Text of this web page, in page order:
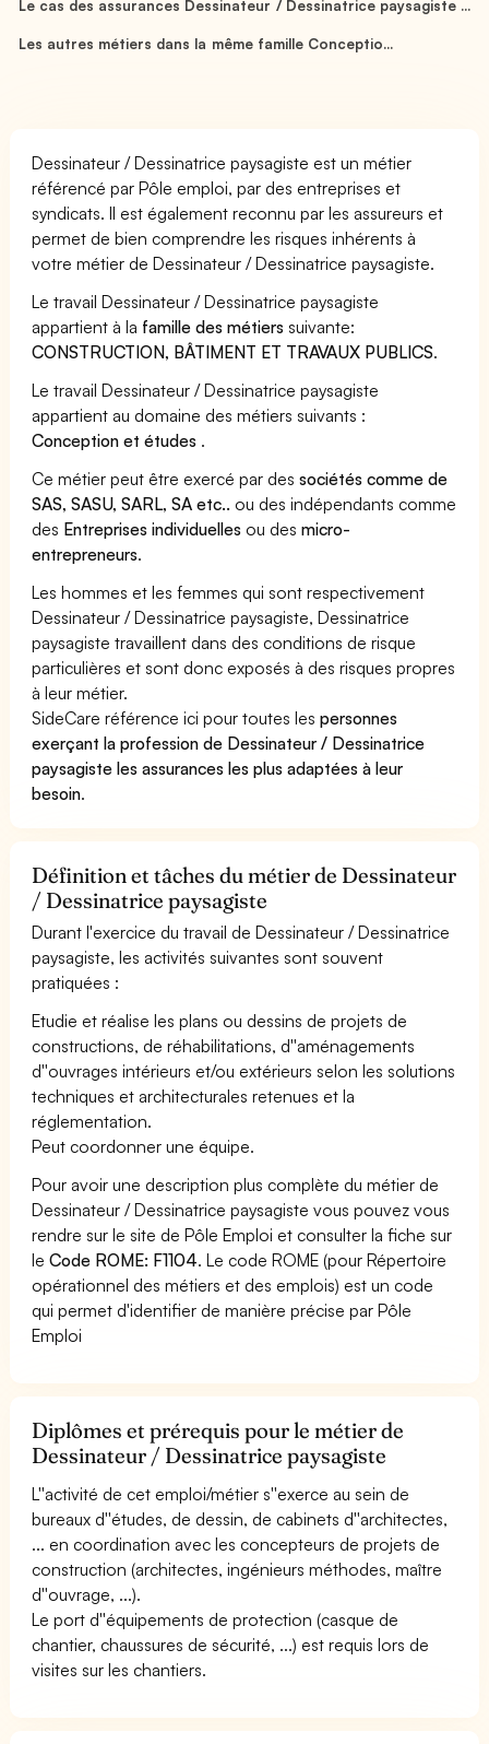
Le cas des assurances Dessinateur / Dessinatrice paysagiste ...
Les autres métiers dans la même famille Conceptio...
Dessinateur / Dessinatrice paysagiste est un métier
référencé par Pôle emploi, par des entreprises et
syndicats. Il est également reconnu par les assureurs et
permet de bien comprendre les risques inhérents à
votre métier de Dessinateur / Dessinatrice paysagiste.
Le travail Dessinateur / Dessinatrice paysagiste
appartient à la famille des métiers suivante:
CONSTRUCTION, BÂTIMENT ET TRAVAUX PUBLICS.
Le travail Dessinateur / Dessinatrice paysagiste
appartient au domaine des métiers suivants :
Conception et études .
Ce métier peut être exercé par dessociétés comme de
SAS, SASU, SARL, SA etc.. ou des indépendants comme
des Entreprises individuelles ou desmicro-
entrepreneurs.
Les hommes et les femmes qui sont respectivement
Dessinateur / Dessinatrice paysagiste, Dessinatrice
paysagiste travaillent dans des conditions de risque
particulières et sont donc exposés à des risques propres
à leur métier.
SideCare référence ici pour toutes lespersonnes
exerçant la profession de Dessinateur / Dessinatrice
paysagiste les assurances les plus adaptées à leur
besoin.
Définition et tâches du métier de Dessinateur
/ Dessinatrice paysagiste
Durant l'exercice du travail de Dessinateur / Dessinatrice
paysagiste, les activités suivantes sont souvent
pratiquées :
Etudie et réalise les plans ou dessins de projets de
constructions, de réhabilitations, d''aménagements
d''ouvrages intérieurs et/ou extérieurs selon les solutions
techniques et architecturales retenues et la
réglementation.
Peut coordonner une équipe.
Pour avoir une description plus complète du métier de
Dessinateur / Dessinatrice paysagiste vous pouvez vous
rendre sur le site de Pôle Emploi et consulter la fiche sur
leCode ROME: F1104. Le code ROME (pour Répertoire
opérationnel des métiers et des emplois) est un code
qui permet d'identifier de manière précise par Pôle
Emploi
Diplômes et prérequis pour le métier de
Dessinateur / Dessinatrice paysagiste
L''activité de cet emploi/métier s''exerce au sein de
bureaux d''études, de dessin, de cabinets d''architectes,
... en coordination avec les concepteurs de projets de
construction (architectes, ingénieurs méthodes, maître
d''ouvrage, ...).
Le port d''équipements de protection (casque de
chantier, chaussures de sécurité, ...) est requis lors de
visites sur les chantiers.